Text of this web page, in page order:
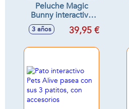
Peluche Magic
Bunny interactivo
con varita mágica y
accesorios 35 cm -
3 años 39,95 €